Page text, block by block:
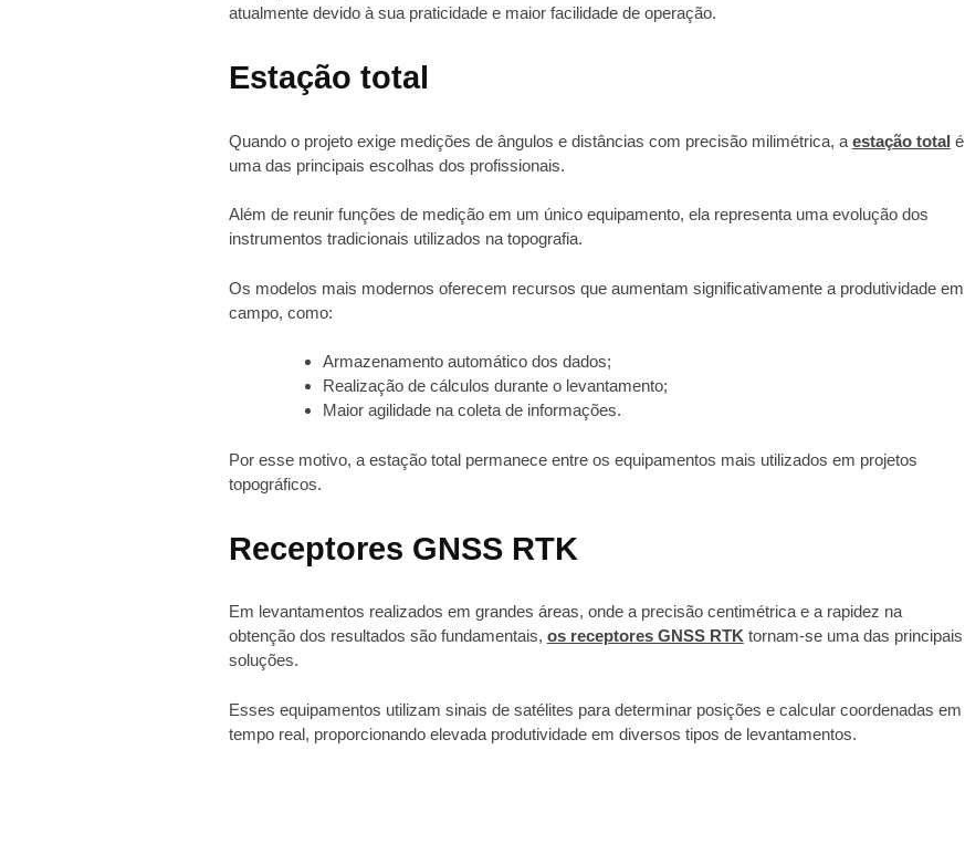
atualmente devido à sua praticidade e maior facilidade de operação.
Estação total
Quando o projeto exige medições de ângulos e distâncias com precisão milimétrica, a estação total é
uma das principais escolhas dos profissionais.
Além de reunir funções de medição em um único equipamento, ela representa uma evolução dos
instrumentos tradicionais utilizados na topografia.
Os modelos mais modernos oferecem recursos que aumentam significativamente a produtividade em
campo, como:
Armazenamento automático dos dados;
Realização de cálculos durante o levantamento;
Maior agilidade na coleta de informações.
Por esse motivo, a estação total permanece entre os equipamentos mais utilizados em projetos
topográficos.
Receptores GNSS RTK
Em levantamentos realizados em grandes áreas, onde a precisão centimétrica e a rapidez na
obtenção dos resultados são fundamentais, os receptores GNSS RTK tornam-se uma das principais
soluções.
Esses equipamentos utilizam sinais de satélites para determinar posições e calcular coordenadas em
tempo real, proporcionando elevada produtividade em diversos tipos de levantamentos.